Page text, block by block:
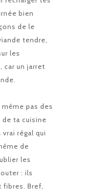
bien
de le
tendre,
les
car un jarret
pas des
de ta cuisine
régal qui
de
les
: ils
Bref,